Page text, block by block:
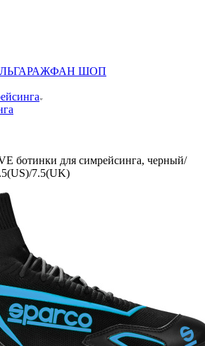
ГАРАЖФАН ШОП
ботинки для симрейсинга, черный/
7.5(UK)